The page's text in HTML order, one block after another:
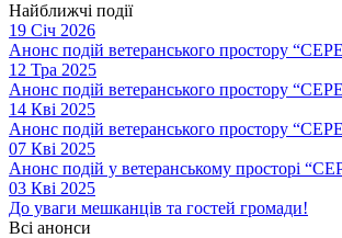
Найближчі події
19 Січ 2026
Анонс подій ветеранського простору
12 Тра 2025
Анонс подій ветеранського простору
14 Кві 2025
Анонс подій ветеранського простору
07 Кві 2025
Анонс подій у ветеранському просторі
03 Кві 2025
До уваги мешканців та гостей громади!
Всі анонси